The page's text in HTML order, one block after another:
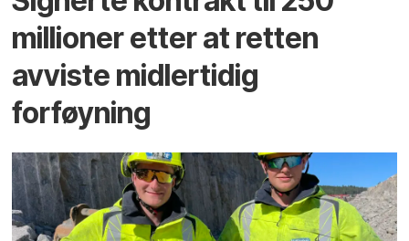
millioner etter at retten
avviste midlertidig
forføyning